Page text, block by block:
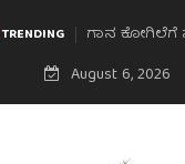
TRENDINGಗಾನ ಕೋಗಿಲೆಗೆ ನಮನ
August 6, 2026